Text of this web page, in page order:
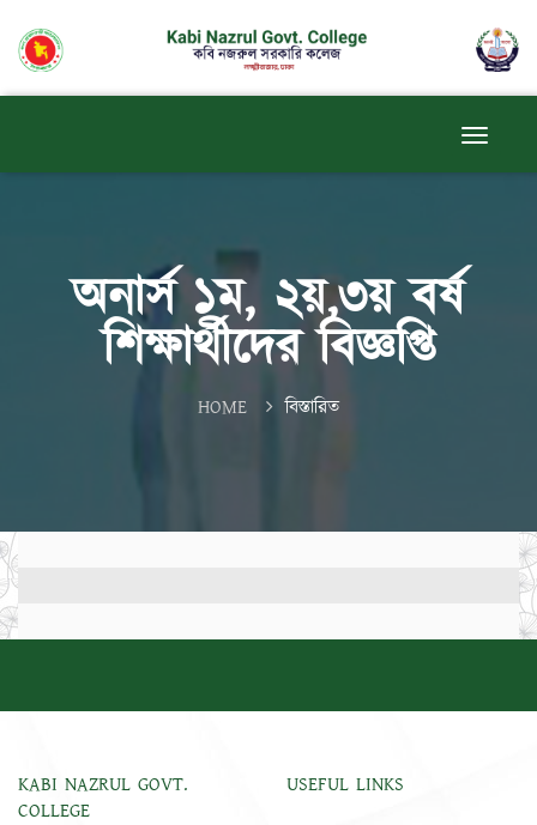
অনার্স ১ম, ২য়,৩য় বর্ষ
শিক্ষার্থীদের বিজ্ঞপ্তি
HOME বিস্তারিত
KABI NAZRUL GOVT.
COLLEGE
USEFUL LINKS